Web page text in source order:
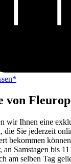
von
wir Ihnen eine
die Sie jederzeit
bekommen
Samstagen bis
am selben Tag